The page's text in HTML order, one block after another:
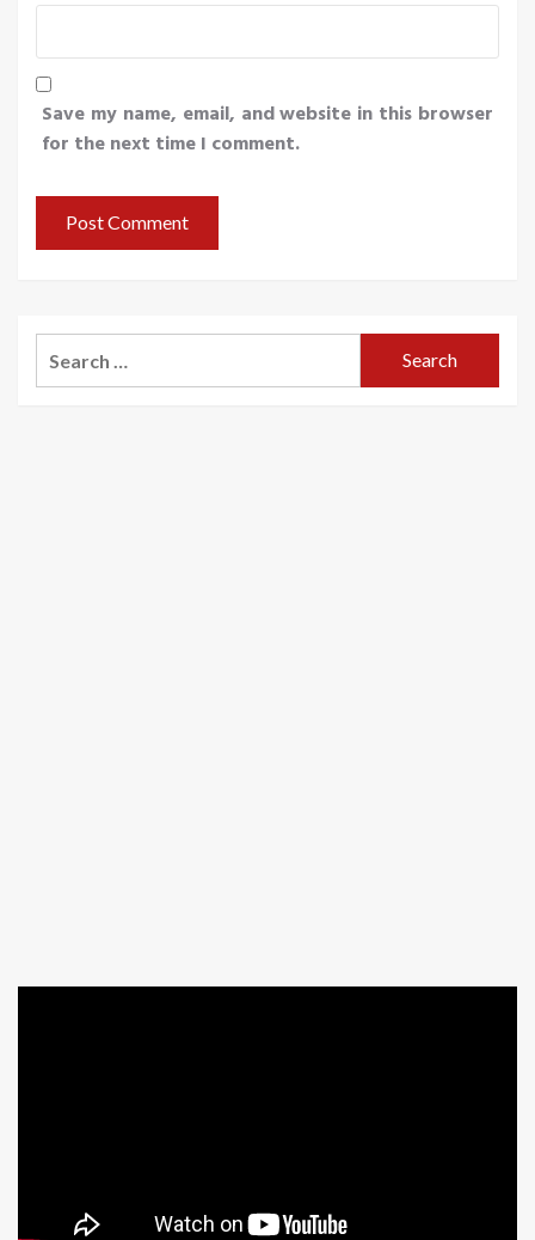
Save my name, email, and website in this browser
for the next time I comment.
for: